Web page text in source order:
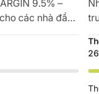
9.5% –
các nhà đầu